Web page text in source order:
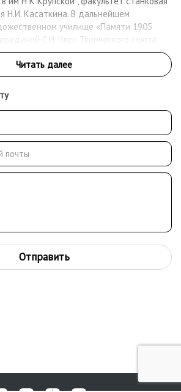
Н.И. Касаткина. В дальнейшем
училище «Памяти 1905
С.И. Член Творческого союза
союза профессиональных
в Москве. Работает в жанре
портрета. Работы находятся в частных
Германии ,Китае, Голландии,
участие более чем в 80 коллективных и
в России и за рубежом.
Отправить